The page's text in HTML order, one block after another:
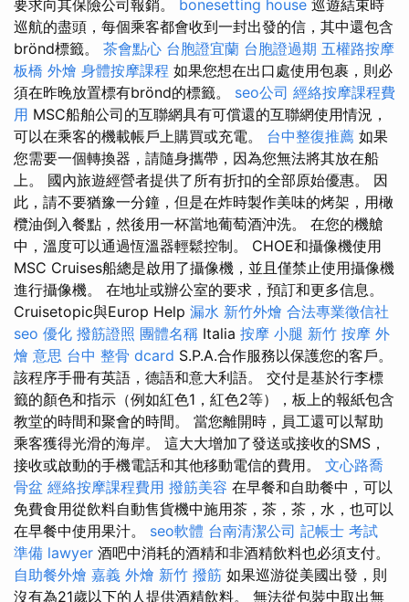
要求向其保險公司報銷。 bonesetting house 巡遊結束時
巡航的盡頭，每個乘客都會收到一封出發的信，其中還包含
brönd標籤。 茶會點心 台胞證宜蘭 台胞證過期 五權路按摩
板橋 外燴 身體按摩課程 如果您想在出口處使用包裹，則必
須在昨晚放置標有brönd的標籤。 seo公司 經絡按摩課程費
用 MSC船舶公司的互聯網具有可償還的互聯網使用情況，
可以在乘客的機載帳戶上購買或充電。 台中整復推薦 如果
您需要一個轉換器，請隨身攜帶，因為您無法將其放在船
上。 國內旅遊經營者提供了所有折扣的全部原始優惠。 因
此，請不要猶豫一分鐘，但是在炸時製作美味的烤架，用橄
欖油倒入餐點，然後用一杯當地葡萄酒沖洗。 在您的機艙
中，溫度可以通過恆溫器輕鬆控制。 CHOE和攝像機使用
MSC Cruises船總是啟用了攝像機，並且僅禁止使用攝像機
進行攝像機。 在地址或辦公室的要求，預訂和更多信息。
Cruisetopic與Europ Help 漏水 新竹外燴 合法專業徵信社
seo 優化 撥筋證照 團體名稱 Italia 按摩 小腿 新竹 按摩 外
燴 意思 台中 整骨 dcard S.P.A.合作服務以保護您的客戶。
該程序手冊有英語，德語和意大利語。 交付是基於行李標
籤的顏色和指示（例如紅色1，紅色2等），板上的報紙包含
教堂的時間和聚會的時間。 當您離開時，員工還可以幫助
乘客獲得光滑的海岸。 這大大增加了發送或接收的SMS，
接收或啟動的手機電話和其他移動電信的費用。 文心路喬
骨盆 經絡按摩課程費用 撥筋美容 在早餐和自助餐中，可以
免費食用從飲料自動售貨機中施用茶，茶，茶，水，也可以
在早餐中使用果汁。 seo軟體 台南清潔公司 記帳士 考試
準備 lawyer 酒吧中消耗的酒精和非酒精飲料也必須支付。
自助餐外燴 嘉義 外燴 新竹 撥筋 如果巡游從美國出發，則
沒有為21歲以下的人提供酒精飲料。 無法從包裝中取出無